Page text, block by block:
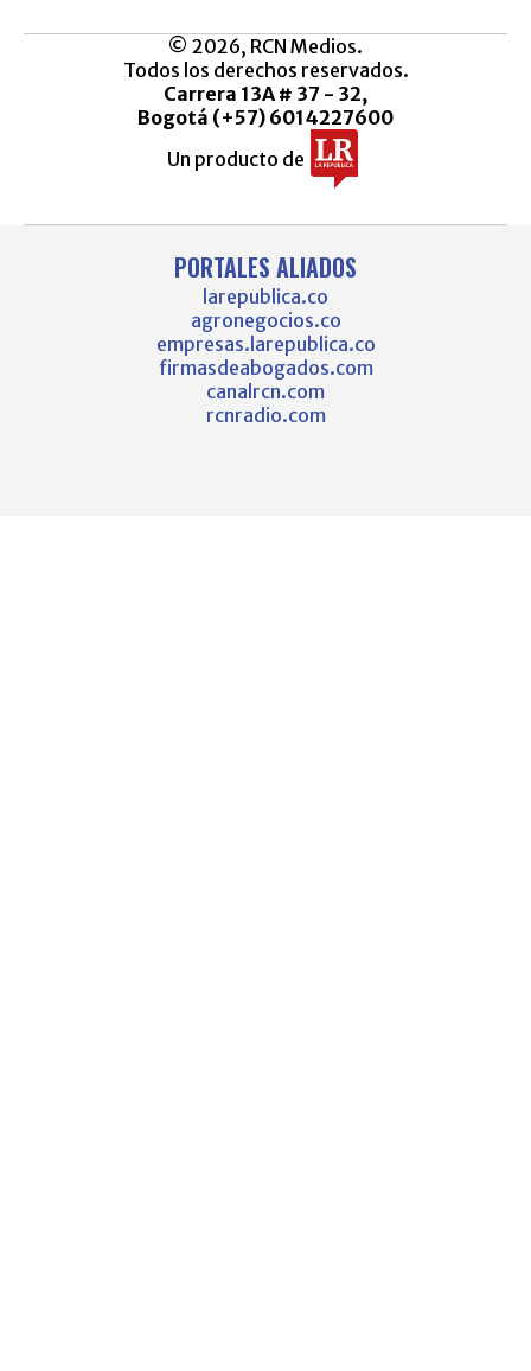
© 2026, RCN Medios.
Todos los derechos reservados.
Carrera 13A # 37 - 32,
Bogotá (+57) 6014227600
Un producto de
PORTALES ALIADOS
larepublica.co
agronegocios.co
empresas.larepublica.co
firmasdeabogados.com
canalrcn.com
rcnradio.com